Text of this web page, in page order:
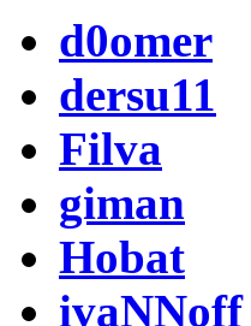
d0omer
dersu11
Filva
giman
Hobat
ivaNNoff